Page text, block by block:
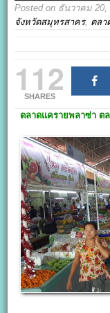
Posted on ธันวาคม 20,
จังหวัดสมุทรสาคร, ตลา
112
SHARES
ตลาดแครายพลาซ่า ต